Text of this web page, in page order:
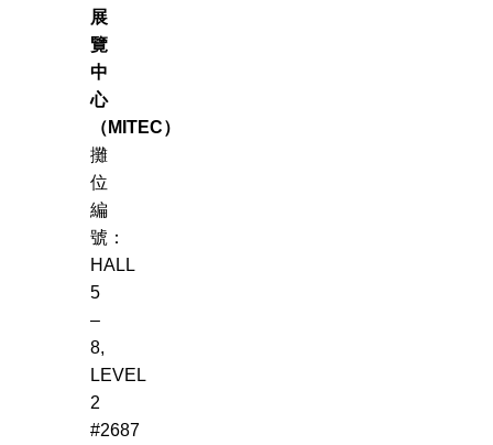
展
覽
中
心
（MITEC）
攤
位
編
號：
HALL
5
–
8,
LEVEL
2
#2687